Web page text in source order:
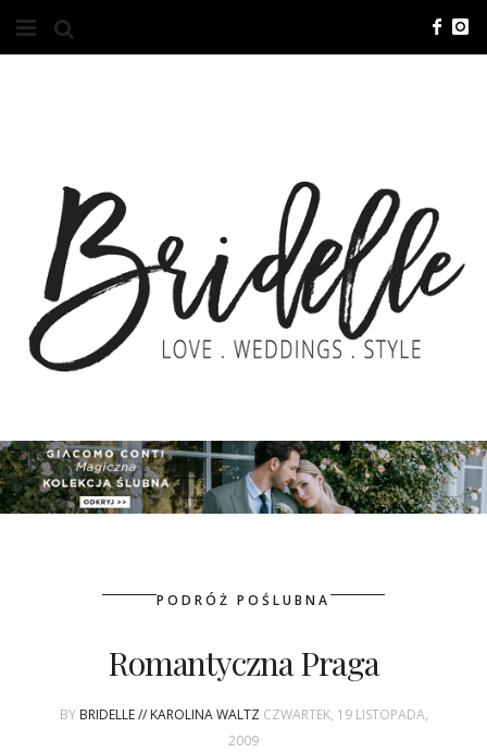
O NAS
KONTAKT
REKLAMA
ADVERTISING
ZGŁOSZENIA
KSIĄŻKI BRIDELLE
PODRÓŻ POŚLUBNA
Romantyczna Praga
BY BRIDELLE // KAROLINA WALTZ CZWARTEK, 19 LISTOPADA,
2009